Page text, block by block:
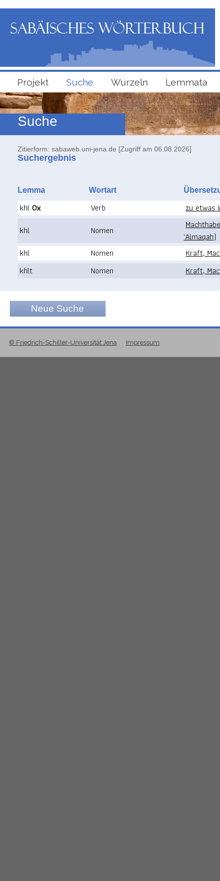
Projekt Suche Wurzeln Lemmata
Suche
Zitierform: sabaweb.uni-jena.de [Zugriff am 06.08.2026]
Suchergebnis
Lemma Wortart
khl 0x Verb
zu etwas
khl
Nomen
ʾAlmaqah)
khl
Nomen
Kraft,
khlt
Nomen Kraft,
Neue Suche
© Friedrich-Schiller-Universität Jena Impressum